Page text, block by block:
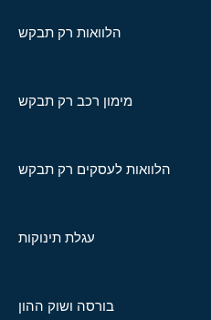
הלוואות רק תבקש
מימון רכב רק תבקש
הלוואות לעסקים רק תבקש
עגלת תינוקות
בורסה ושוק ההון